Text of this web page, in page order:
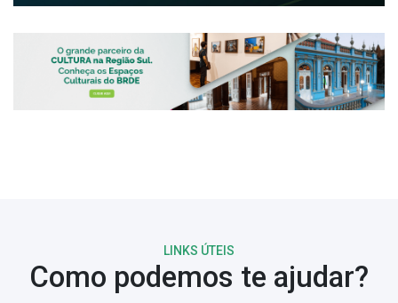
LINKS ÚTEIS
Como podemos te ajudar?